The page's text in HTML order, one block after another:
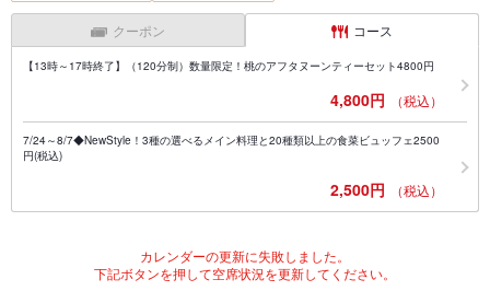
クーポン コース
【13時～17時終了】（120分制）数量限定！桃のアフタヌーンティーセット4800円
4,800円 （税込）
7/24～8/7◆NewStyle！3種の選べるメイン料理と20種類以上の食菜ビュッフェ2500
円(税込)
2,500円 （税込）
カレンダーの更新に失敗しました。
下記ボタンを押して空席状況を更新してください。